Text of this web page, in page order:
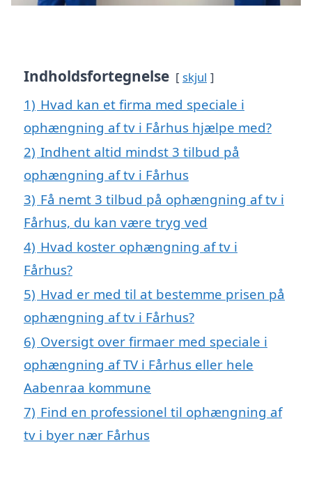
Indholdsfortegnelse skjul
1) Hvad kan et firma med speciale i
ophængning af tv i Fårhus hjælpe med?
2) Indhent altid mindst 3 tilbud på
ophængning af tv i Fårhus
3) Få nemt 3 tilbud på ophængning af tv i
Fårhus, du kan være tryg ved
4) Hvad koster ophængning af tv i
Fårhus?
5) Hvad er med til at bestemme prisen på
ophængning af tv i Fårhus?
6) Oversigt over firmaer med speciale i
ophængning af TV i Fårhus eller hele
Aabenraa kommune
7) Find en professionel til ophængning af
tv i byer nær Fårhus